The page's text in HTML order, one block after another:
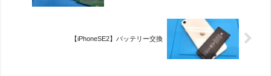
【iPhoneSE2】バッテリー交換